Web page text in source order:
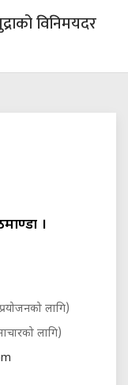
विनिमयदर
।
लागि)
लागि)